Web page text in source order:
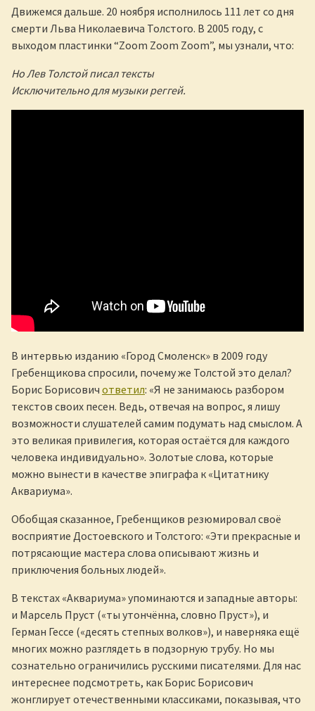
Движемся дальше. 20 ноября исполнилось 111 лет со дня
смерти Льва Николаевича Толстого. В 2005 году, с
выходом пластинки “Zoom Zoom Zoom”, мы узнали, что:
Но Лев Толстой писал тексты
Исключительно для музыки реггей.
В интервью изданию «Город Смоленск» в 2009 году
Гребенщикова спросили, почему же Толстой это делал?
Борис Борисович ответил: «Я не занимаюсь разбором
текстов своих песен. Ведь, отвечая на вопрос, я лишу
возможности слушателей самим подумать над смыслом. А
это великая привилегия, которая остаётся для каждого
человека индивидуально». Золотые слова, которые
можно вынести в качестве эпиграфа к «Цитатнику
Аквариума».
Обобщая сказанное, Гребенщиков резюмировал своё
восприятие Достоевского и Толстого: «Эти прекрасные и
потрясающие мастера слова описывают жизнь и
приключения больных людей».
В текстах «Аквариума» упоминаются и западные авторы:
и Марсель Пруст («ты утончённа, словно Пруст»), и
Герман Гессе («десять степных волков»), и наверняка ещё
многих можно разглядеть в подзорную трубу. Но мы
сознательно ограничились русскими писателями. Для нас
интереснее подсмотреть, как Борис Борисович
жонглирует отечественными классиками, показывая, что